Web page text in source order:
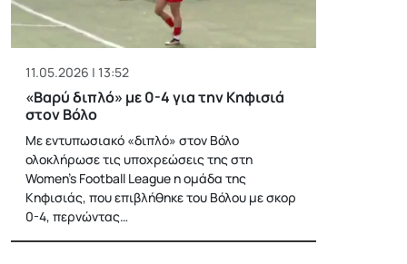
11.05.2026 | 13:52
«Βαρύ διπλό» με 0-4 για την Κηφισιά
στον Βόλο
Με εντυπωσιακό «διπλό» στον Βόλο
ολοκλήρωσε τις υποχρεώσεις της στη
Women’s Football League η ομάδα της
Κηφισιάς, που επιβλήθηκε του Βόλου με σκορ
0-4, περνώντας…